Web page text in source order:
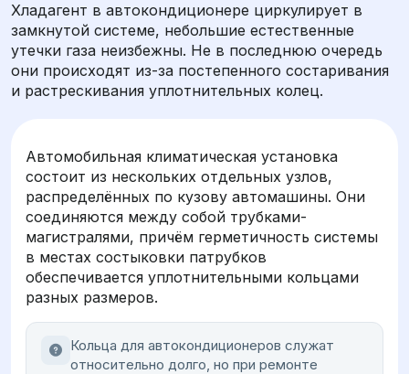
Хладагент в автокондиционере циркулирует в
замкнутой системе, небольшие естественные
утечки газа неизбежны. Не в последнюю очередь
они происходят из-за постепенного состаривания
и растрескивания уплотнительных колец.
Автомобильная климатическая установка
состоит из нескольких отдельных узлов,
распределённых по кузову автомашины. Они
соединяются между собой трубками-
магистралями, причём герметичность системы
в местах состыковки патрубков
обеспечивается уплотнительными кольцами
разных размеров.
Кольца для автокондиционеров служат
относительно долго, но при ремонте